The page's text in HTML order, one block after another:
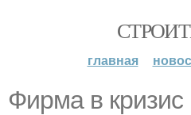
главная
Фирма в кризис